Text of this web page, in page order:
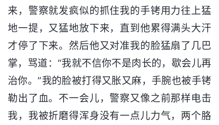
来，警察就发疯似的抓住我的手铐用力往上猛
地一提，又猛地放下来，直到他累得满头大汗
才停了下来。然后他又对准我的脸猛扇了几巴
掌，骂道：“我就不信你不是肉长的，歇会儿再
治你。”我的脸被打得又胀又麻，手腕也被手铐
勒出了血。不一会儿，警察又像之前那样电击
我，我被折磨得浑身没有一点儿力气，两个胳